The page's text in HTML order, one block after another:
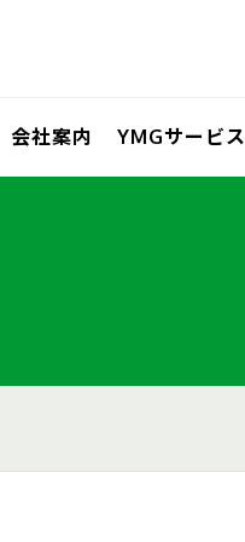
会社案内 YMGサービス